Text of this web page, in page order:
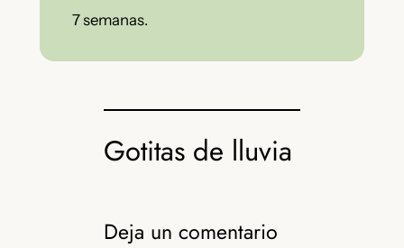
7 semanas.
Gotitas de lluvia
Deja un comentario